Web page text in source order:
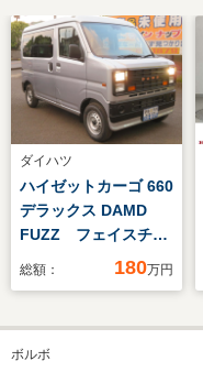
ダイハツ
ハイゼットカーゴ 660
デラックス DAMD
FUZZ フェイスチェ
総額： 180万円
ボルボ